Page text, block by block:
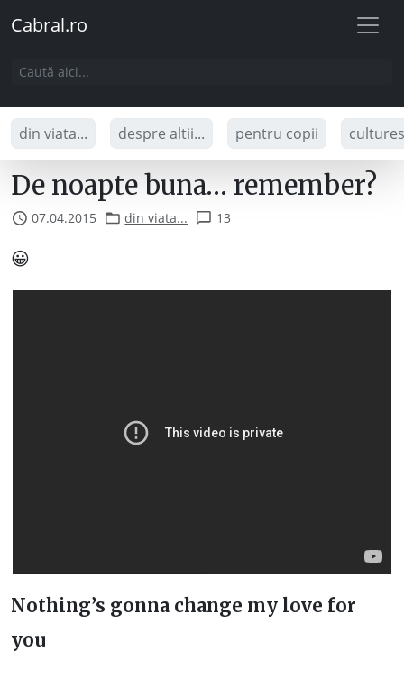
Cabral.ro
din viata... despre altii... pentru copii
De noapte buna… remember?
07.04.2015 din viata... 13
😀
Nothing’s gonna change my love for
you